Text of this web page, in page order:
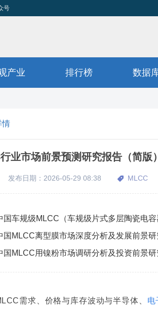
号
产业 排行榜 数据
情
业市场前景预测研究报告（简版）
发布日期：2026-05-29 08:38 MLCC
国车规级MLCC（车规级片式多层陶瓷电
国MLCC离型膜市场深度分析及发展前景
国MLCC用镍粉市场调研分析及投资前景
需求、价格与库存波动与半导体、 电